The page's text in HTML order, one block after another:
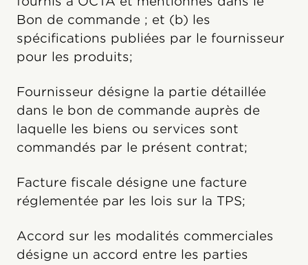
Bon de commande ; et (b) les
spécifications publiées par le fournisseur
pour les produits;
Fournisseur désigne la partie détaillée
dans le bon de commande auprès de
laquelle les biens ou services sont
commandés par le présent contrat;
Facture fiscale désigne une facture
réglementée par les lois sur la TPS;
Accord sur les modalités commerciales
désigne un accord entre les parties